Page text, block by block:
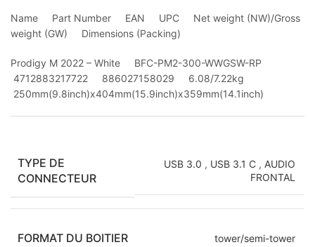
Name Part Number EAN UPC Net weight (NW)/Gross
weight (GW) Dimensions (Packing)
Prodigy M 2022 – White BFC-PM2-300-WWGSW-RP
4712883217722 886027158029 6.08/7.22kg
250mm(9.8inch)x404mm(15.9inch)x359mm(14.1inch)
TYPE DE
CONNECTEUR
USB 3.0 , USB 3.1 C , AUDIO
FRONTAL
FORMAT DU BOITIER tower/semi-tower